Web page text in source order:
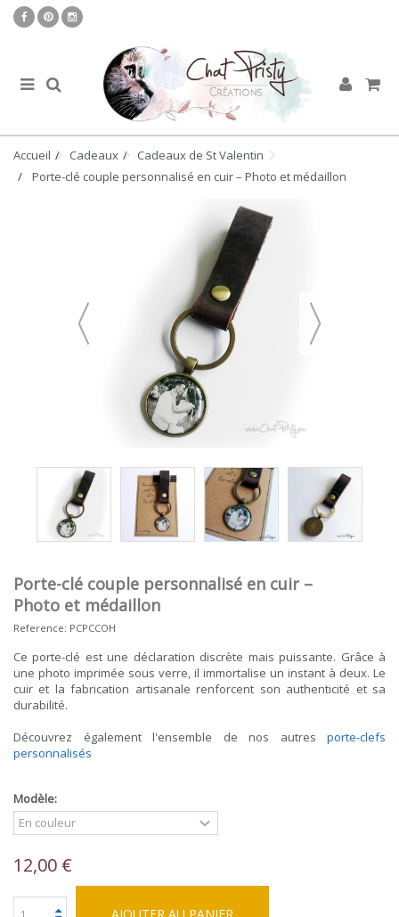
Accueil Cadeaux
Cadeaux de St Valentin
Porte-clé couple personnalisé en cuir – Photo et médaillon
Porte-clé couple personnalisé en cuir –
Photo et médaillon
Reference: PCPCCOH
Ce porte-clé est une déclaration discrète mais puissante. Grâce à
une photo imprimée sous verre, il immortalise un instant à deux. Le
cuir et la fabrication artisanale renforcent son authenticité et sa
durabilité.
Découvrez également l'ensemble de nos autres porte-clefs
personnalisés
Modèle:
12,00 €